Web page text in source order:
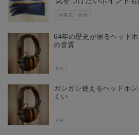
病害虫・雑草
64年の歴史が宿るヘッド
の音質
PR
ガシガシ使えるヘッドホ
くい
PR